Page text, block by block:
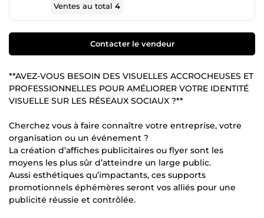
Ventes au total4
Contacter le vendeur
**AVEZ-VOUS BESOIN DES VISUELLES ACCROCHEUSES ET
PROFESSIONNELLES POUR AMÉLIORER VOTRE IDENTITÉ
VISUELLE SUR LES RÉSEAUX SOCIAUX ?**
Cherchez vous à faire connaître votre entreprise, votre
organisation ou un événement ?
La création d’affiches publicitaires ou flyer sont les
moyens les plus sûr d’atteindre un large public.
Aussi esthétiques qu’impactants, ces supports
promotionnels éphémères seront vos alliés pour une
publicité réussie et contrôlée.